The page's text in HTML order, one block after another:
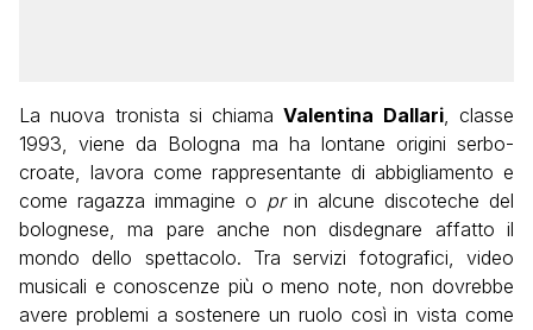
La nuova tronista si chiamaValentina Dallari, classe
1993, viene da Bologna ma ha lontane origini serbo-
croate, lavora come rappresentante di abbigliamento e
come ragazza immagine o prin alcune discoteche del
bolognese, ma pare anche non disdegnare affatto il
mondo dello spettacolo. Tra servizi fotografici, video
musicali e conoscenze più o meno note, non dovrebbe
avere problemi a sostenere un ruolo così in vista come